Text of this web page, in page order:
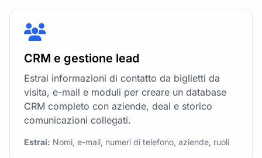
CRM e gestione lead
Estrai informazioni di contatto da biglietti da
visita, e-mail e moduli per creare un database
CRM completo con aziende, deal e storico
comunicazioni collegati.
Estrai: Nomi, e-mail, numeri di telefono, aziende, ruoli